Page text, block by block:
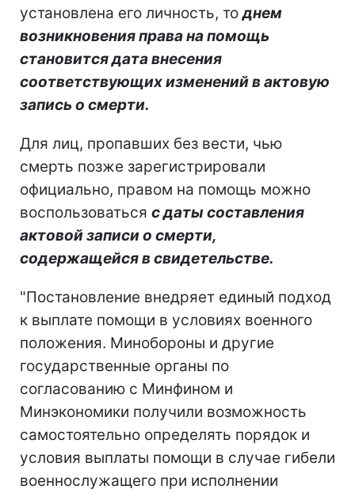
установлена его личность, тоднем
возникновения права на помощь
становится дата внесения
соответствующих изменений в актовую
запись о смерти.
Для лиц, пропавших без вести, чью
смерть позже зарегистрировали
официально, правом на помощь можно
воспользоваться с даты составления
актовой записи о смерти,
содержащейся в свидетельстве.
"Постановление внедряет единый подход
к выплате помощи в условиях военного
положения. Минобороны и другие
государственные органы по
согласованию с Минфином и
Минэкономики получили возможность
самостоятельно определять порядок и
условия выплаты помощи в случае гибели
военнослужащего при исполнении